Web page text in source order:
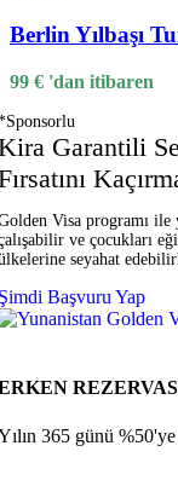
Berlin Yılbaşı
99 € 'dan itibaren
Garantili
Visa programı ile
ve çocukları
seyahat
Başvuru Yap
365 günü